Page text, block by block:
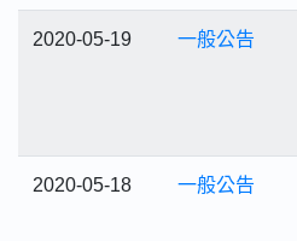
2020-05-19 一般公告
2020-05-18 一般公告